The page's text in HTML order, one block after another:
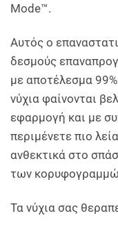
Mode™.
Αυτός ο
δεσμούς
με αποτέλεσμα
νύχια φαίνονται
εφαρμογή και με
περιμένετε πιο
ανθεκτικά στο
των
Τα νύχια σας